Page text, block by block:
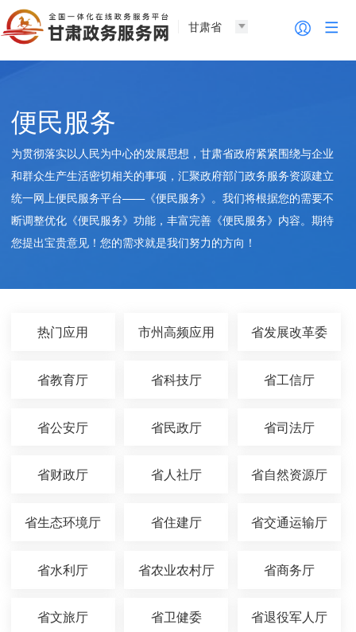
甘肃省
便民服务
为贯彻落实以人民为中心的发展思想，甘肃省政府紧紧围绕与企业
和群众生产生活密切相关的事项，汇聚政府部门政务服务资源建立
统一网上便民服务平台——《便民服务》。我们将根据您的需要不
断调整优化《便民服务》功能，丰富完善《便民服务》内容。期待
您提出宝贵意见！您的需求就是我们努力的方向！
热门应用 市州高频应用 省发展改革委
省教育厅 省科技厅 省工信厅
省公安厅 省民政厅 省司法厅
省财政厅 省人社厅 省自然资源厅
省生态环境厅 省住建厅 省交通运输厅
省水利厅 省农业农村厅 省商务厅
省文旅厅 省卫健委 省退役军人厅